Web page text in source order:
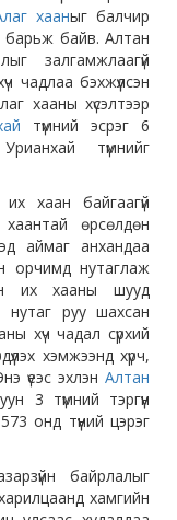
хааныг балчир
барьж байв. Алтан
залгамжлаагүй
чадлаа бэхжүүлсэн
хааны хүсэлтээр
түмний эсрэг 6
түмнийг
хаан байгаагүй
өрсөлдөн
аймаг анхандаа
орчимд нутаглаж
их хааны шууд
нутаг руу шахсан
хүч чадал сүрхий
хэмжээнд хүрч,
үеэс эхлэн Алтан
3 түмний тэргүүн
онд түүний цэрэг
байрлалыг
хамгийн